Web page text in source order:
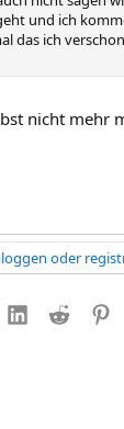
und ich
das ich
nicht mehr
oder
LinkedIn
Reddit